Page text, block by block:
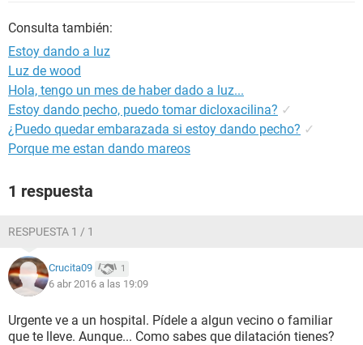
Consulta también:
Estoy dando a luz
Luz de wood
Hola, tengo un mes de haber dado a luz...
Estoy dando pecho, puedo tomar dicloxacilina? ✓
¿Puedo quedar embarazada si estoy dando pecho? ✓
Porque me estan dando mareos
1 respuesta
RESPUESTA 1 / 1
Crucita09 1
6 abr 2016 a las 19:09
Urgente ve a un hospital. Pídele a algun vecino o familiar
que te lleve. Aunque... Como sabes que dilatación tienes?